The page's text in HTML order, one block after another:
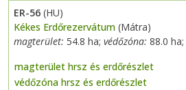
ER-56 (HU)
Kékes Erdőrezervátum (Mátra)
magterület: 54.8 ha; védőzóna: 88.0 ha;
magterület hrsz és erdőrészlet
védőzóna hrsz és erdőrészlet